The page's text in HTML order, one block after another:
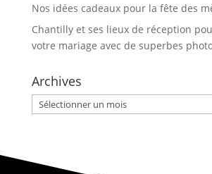
Nos idées cadeaux pour la fête des
Chantilly et ses lieux de réception
votre mariage avec de superbes
Archives
Archives